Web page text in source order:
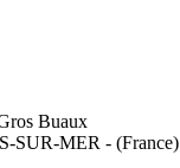
Buaux
SUR-MER - (France)